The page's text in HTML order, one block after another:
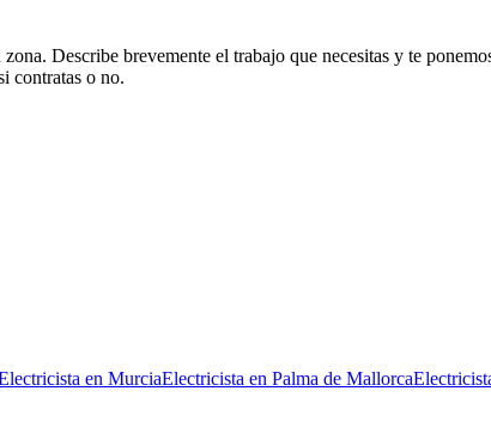
Describe brevemente el trabajo que necesitas y te
contratas o no.
en MurciaElectricista en Palma de Mallorca